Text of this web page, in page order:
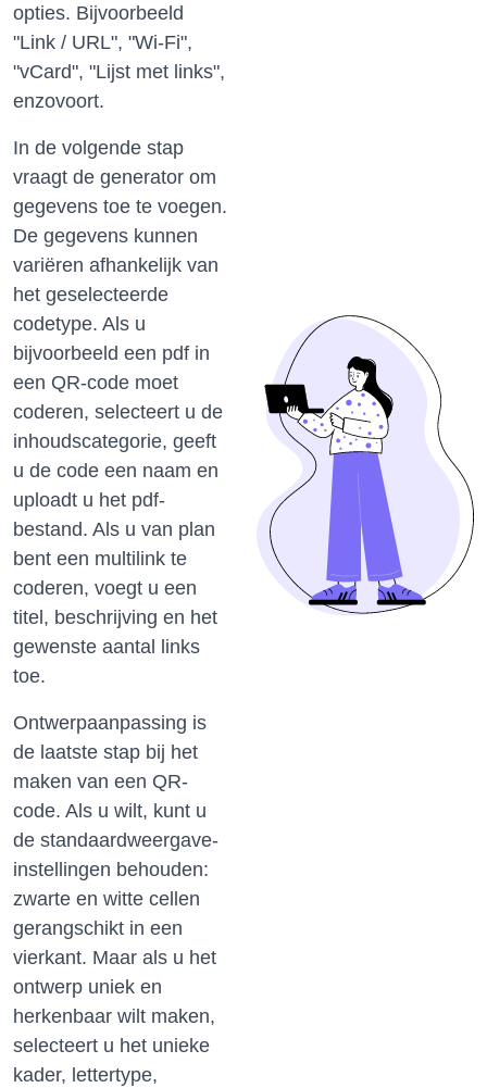
opties. Bijvoorbeeld
"Link / URL", "Wi-Fi",
"vCard", "Lijst met links",
enzovoort.
In de volgende stap
vraagt ​​de generator om
gegevens toe te voegen.
De gegevens kunnen
variëren afhankelijk van
het geselecteerde
codetype. Als u
bijvoorbeeld een pdf in
een QR-code moet
coderen, selecteert u de
inhoudscategorie, geeft
u de code een naam en
uploadt u het pdf-
bestand. Als u van plan
bent een multilink te
coderen, voegt u een
titel, beschrijving en het
gewenste aantal links
toe.
Ontwerpaanpassing is
de laatste stap bij het
maken van een QR-
code. Als u wilt, kunt u
de standaardweergave-
instellingen behouden:
zwarte en witte cellen
gerangschikt in een
vierkant. Maar als u het
ontwerp uniek en
herkenbaar wilt maken,
selecteert u het unieke
kader, lettertype,